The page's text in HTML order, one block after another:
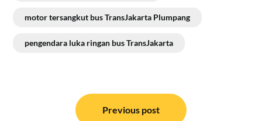
motor tersangkut bus TransJakarta Plumpang
pengendara luka ringan bus TransJakarta
Previous post